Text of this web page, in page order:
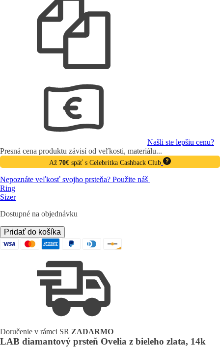
Našli ste lepšiu cenu?
Presná cena produktu závisí od veľkosti, materiálu...
Až 70€ späť s Celebritka Cashback Club
Nepoznáte veľkosť svojho prsteňa? Použite náš
Ring
Sizer
Dostupné na objednávku
množstvo
LAB
diamantový
Pridať do košíka
Doručenie v rámci SR ZADARMO
LAB diamantový prsteň Ovelia z bieleho zlata, 14k